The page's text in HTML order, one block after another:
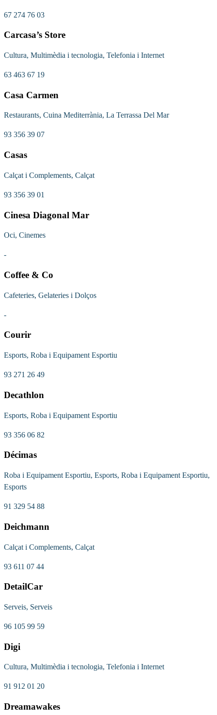
67 274 76 03
Carcasa’s Store
Cultura, Multimèdia i tecnologia, Telefonia i Internet
63 463 67 19
Casa Carmen
Restaurants, Cuina Mediterrània, La Terrassa Del Mar
93 356 39 07
Casas
Calçat i Complements, Calçat
93 356 39 01
Cinesa Diagonal Mar
Oci, Cinemes
-
Coffee & Co
Cafeteries, Gelateries i Dolços
-
Courir
Esports, Roba i Equipament Esportiu
93 271 26 49
Decathlon
Esports, Roba i Equipament Esportiu
93 356 06 82
Décimas
Roba i Equipament Esportiu, Esports, Roba i Equipament Esportiu,
Esports
91 329 54 88
Deichmann
Calçat i Complements, Calçat
93 611 07 44
DetailCar
Serveis, Serveis
96 105 99 59
Digi
Cultura, Multimèdia i tecnologia, Telefonia i Internet
91 912 01 20
Dreamawakes